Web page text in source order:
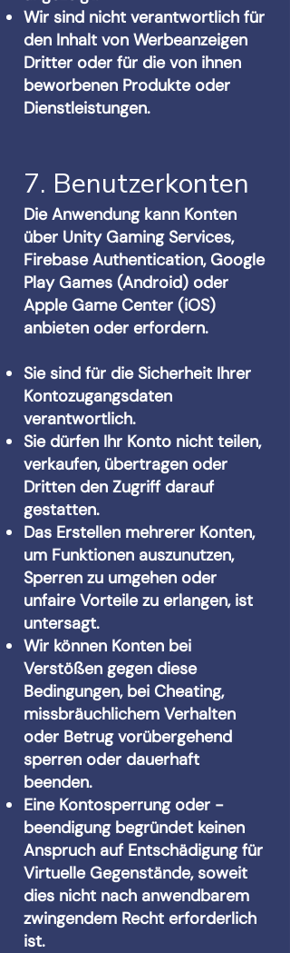
Wir sind nicht verantwortlich für
den Inhalt von Werbeanzeigen
Dritter oder für die von ihnen
beworbenen Produkte oder
Dienstleistungen.
7. Benutzerkonten
Die Anwendung kann Konten
über Unity Gaming Services,
Firebase Authentication, Google
Play Games (Android) oder
Apple Game Center (iOS)
anbieten oder erfordern.
Sie sind für die Sicherheit Ihrer
Kontozugangsdaten
verantwortlich.
Sie dürfen Ihr Konto nicht teilen,
verkaufen, übertragen oder
Dritten den Zugriff darauf
gestatten.
Das Erstellen mehrerer Konten,
um Funktionen auszunutzen,
Sperren zu umgehen oder
unfaire Vorteile zu erlangen, ist
untersagt.
Wir können Konten bei
Verstößen gegen diese
Bedingungen, bei Cheating,
missbräuchlichem Verhalten
oder Betrug vorübergehend
sperren oder dauerhaft
beenden.
Eine Kontosperrung oder -
beendigung begründet keinen
Anspruch auf Entschädigung für
Virtuelle Gegenstände, soweit
dies nicht nach anwendbarem
zwingendem Recht erforderlich
ist.